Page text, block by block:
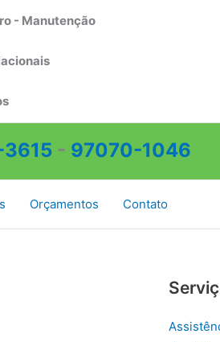
- Manutenção
- 97070-1046
Orçamentos Contato